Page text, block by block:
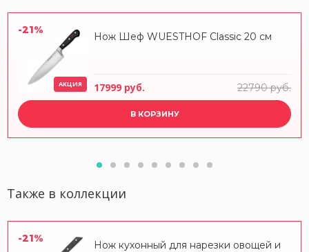
-21%
АКЦИЯ
Нож Шеф WUESTHOF Classic 20 см
17999 руб. 22790 руб.
В КОРЗИНУ
Также в коллекции
-21%
Нож кухонный для нарезки овощей и